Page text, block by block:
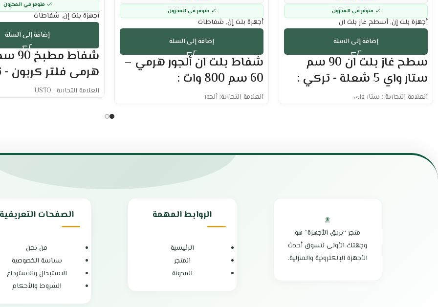
متوفر في المخزون
أجهزة بلت إن, أسطح غاز بلت ان
إضافة إلى السلة
سطح غاز بلت ان 90 سم
ستار واي 5 شعلة - تركي :
العلامة التجارية : ستار واي
يوزع الحرارة بشكل متساوي
يتميز بقواعد ثابتة ومتينة
يتميز بتصميم فريد وتكنولوجيا متطورة
الوكيل : الشركة العربية الدولية
متوفر في المخزون
أجهزة بلت إن, شفاطات
إضافة إلى السلة
شفاط بلت ان ألجور هرمي –
60 سم 800 وات :
العلامة التجارية: ألجور
مزود بـ 2 مصباح هالوجيني للإضاءة الفعالة
قدرة عالية على شفط الدهون والروائح الكريهة
فلتر عالي الجودة لضمان أداء ممتاز
تصميم عصري وأنيق يضيف لمسة مميزة للمطبخ
هيكل مصنوع من خامات عالية الجودة لضمان المتانة
ضمان شامل لمدة عامين
متوفر في المخزون
أجهزة بلت إن, شفاطات
إضافة إلى السلة
هرمى فلتر كربون
العلامة التجارية : USTO
يحتوي علي ازرار تحكم جانبية
مصنوع من الاستانلس ستيل
هيكل مقاوم للصدأ و التاكل
بلد المنشأ : تركيا
متجر “بريق الأجهزة” هو
وجهتك الأولى لتسوق أحدث
الأجهزة الإلكترونية والمنزلية.
الروابط المهمة
الرئيسية
المتجر
المدونة
الصفحات التعريفية
من نحن
سياسة الخصوصية
الاستبدال والاسترجاع
الشروط والأحكام